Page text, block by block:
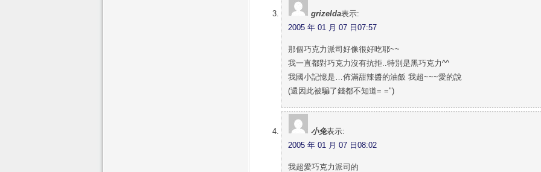
grizelda表示:
2005 年 01 月 07 日07:57
那個巧克力派司好像很好吃耶~~
我一直都對巧克力沒有抗拒..特別是黑巧克力^^
我國小記憶是…佈滿甜辣醬的油飯 我超~~~愛的說
(還因此被騙了錢都不知道= =")
小兔表示:
2005 年 01 月 07 日08:02
我超愛巧克力派司的